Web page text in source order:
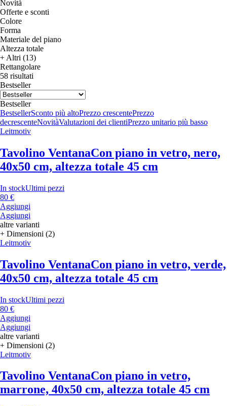
Novità
Offerte e sconti
Colore
Forma
Materiale del piano
Altezza totale
+ Altri (13)
Rettangolare
58 risultati
Bestseller
Bestseller
BestsellerSconto più altoPrezzo crescentePrezzo
decrescenteNovitàValutazioni dei clientiPrezzo unitario più basso
Leitmotiv
Tavolino VentanaCon piano in vetro, nero,
40x50 cm, altezza totale 45 cm
In stockUltimi pezzi
80 €
Aggiungi
Aggiungi
altre varianti
+ Dimensioni (2)
Leitmotiv
Tavolino VentanaCon piano in vetro, verde,
40x50 cm, altezza totale 45 cm
In stockUltimi pezzi
80 €
Aggiungi
Aggiungi
altre varianti
+ Dimensioni (2)
Leitmotiv
Tavolino VentanaCon piano in vetro,
marrone, 40x50 cm, altezza totale 45 cm